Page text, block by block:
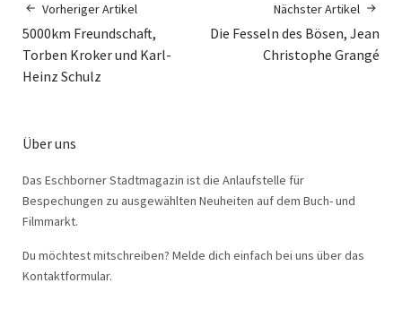
Vorheriger Artikel
5000km Freundschaft,
Torben Kroker und Karl-
Heinz Schulz
Nächster Artikel
Die Fesseln des Bösen, Jean
Christophe Grangé
Über uns
Das Eschborner Stadtmagazin ist die Anlaufstelle für
Bespechungen zu ausgewählten Neuheiten auf dem Buch- und
Filmmarkt.
Du möchtest mitschreiben? Melde dich einfach bei uns über das
Kontaktformular.